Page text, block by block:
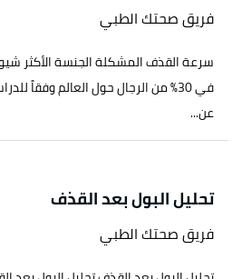
فريق صحتك الطبي
سرعة القذف المشكلة الجنسة الأكثر
عن...
تحليل البول بعد القذف
فريق صحتك الطبي